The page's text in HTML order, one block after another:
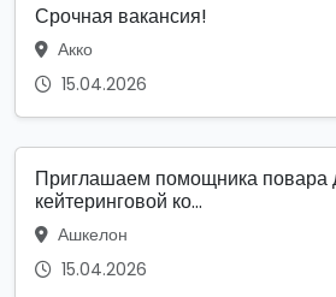
Срочная вакансия!
Акко
15.04.2026
Приглашаем помощника повара
кейтеринговой ко...
Ашкелон
15.04.2026